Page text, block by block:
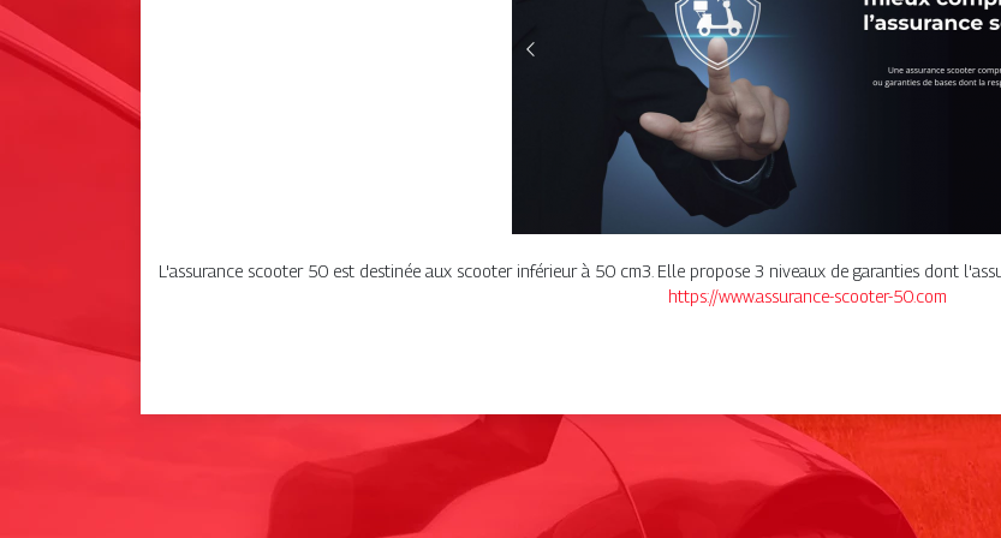
L'assurance scooter 50 est destinée aux scooter inférieur à 50 cm3. Elle propose 3 niveaux de garanties dont
https://www.assurance-scooter-50.com